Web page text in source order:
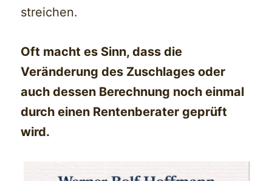
streichen.
Oft macht es Sinn, dass die
Veränderung des Zuschlages oder
auch dessen Berechnung noch einmal
durch einen Rentenberater geprüft
wird.